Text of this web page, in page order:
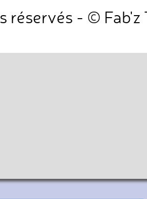
réservés - © Fab'z